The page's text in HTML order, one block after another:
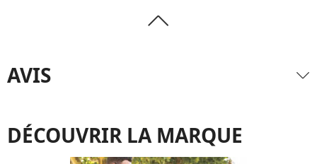
AVIS
DÉCOUVRIR LA MARQUE